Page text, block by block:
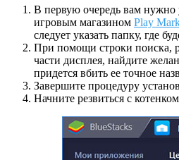
В первую очередь вам нужно
игровым магазином Play
следует указать папку, где
При помощи строки поиска,
части дисплея, найдите
придется вбить ее точное
Завершите процедуру
Начните резвиться с